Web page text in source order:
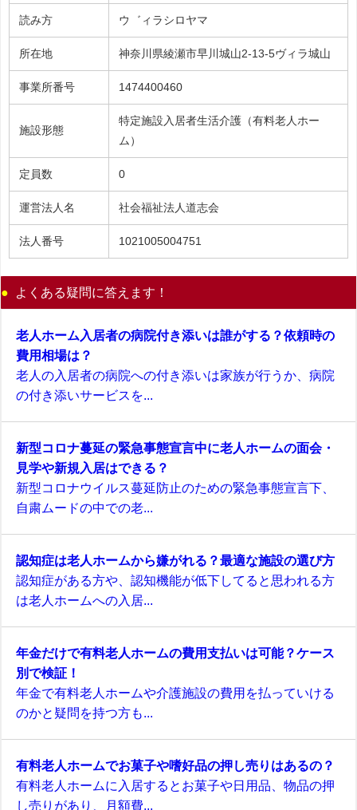
読み方 ウ゛ィラシロヤマ
所在地 神奈川県綾瀬市早川城山2-13-5ヴィラ城山
事業所番号 1474400460
施設形態
特定施設入居者生活介護（有料老人ホー
ム）
定員数 0
運営法人名 社会福祉法人道志会
法人番号 1021005004751
よくある疑問に答えます！
老人ホーム入居者の病院付き添いは誰がする？依頼時の
費用相場は？
老人の入居者の病院への付き添いは家族が行うか、病院
の付き添いサービスを...
新型コロナ蔓延の緊急事態宣言中に老人ホームの面会・
見学や新規入居はできる？
新型コロナウイルス蔓延防止のための緊急事態宣言下、
自粛ムードの中での老...
認知症は老人ホームから嫌がれる？最適な施設の選び方
認知症がある方や、認知機能が低下してると思われる方
は老人ホームへの入居...
年金だけで有料老人ホームの費用支払いは可能？ケース
別で検証！
年金で有料老人ホームや介護施設の費用を払っていける
のかと疑問を持つ方も...
有料老人ホームでお菓子や嗜好品の押し売りはあるの？
有料老人ホームに入居するとお菓子や日用品、物品の押
し売りがあり、月額費...